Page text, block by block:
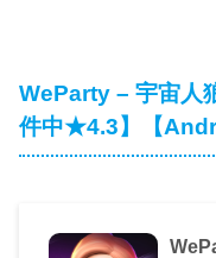
WeParty – 宇宙
件中★4.3】【